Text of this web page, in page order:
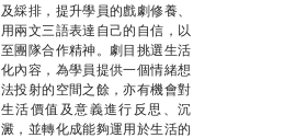
及綵排，提升學員的戲劇修養、
用兩文三語表達自己的自信，以
至團隊合作精神。劇目挑選生活
化內容，為學員提供一個情緒想
法投射的空間之餘，亦有機會對
生活價值及意義進行反思、沉
澱，並轉化成能夠運用於生活的